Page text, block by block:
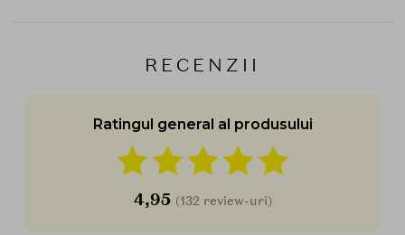
RECENZII
Ratingul general al produsului
4,95 (132 review-uri)